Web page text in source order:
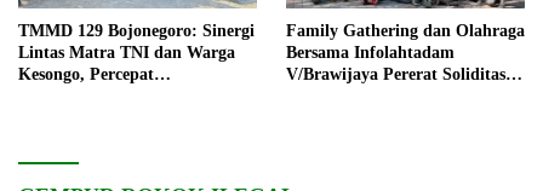
TMMD 129 Bojonegoro: Sinergi
Lintas Matra TNI dan Warga
Kesongo, Percepat
Family Gathering dan Olahraga
Bersama Infolahtadam
V/Brawijaya Pererat Soliditas